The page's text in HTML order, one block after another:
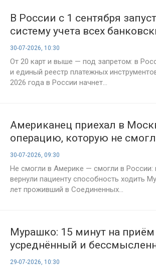
В России с 1 сентября
систему учета всех
30-07-2026, 10:30
От 20 карт и выше — под запретом: в
и единый реестр платежных
2026 года в России начнет...
Американец приехал в
операцию, которую не
США
30-07-2026, 09:30
Не смогли в Америке — смогли в России:
вернули пациенту способность ходить
лет проживший в Соединенных...
Мурашко: 15 минут на
усреднённый и
норматив
29-07-2026, 10:30